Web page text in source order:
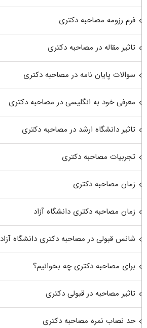
فرم رزومه مصاحبه دکتری
تاثیر مقاله در مصاحبه دکتری
سوالات پایان نامه در مصاحبه دکتری
معرفی خود به انگلیسی در مصاحبه دکتری
تاثیر دانشگاه ارشد در مصاحبه دکتری
تجربیات مصاحبه دکتری
زمان مصاحبه دکتری
زمان مصاحبه دکتری دانشگاه آزاد
شانس قبولی در مصاحبه دکتری دانشگاه آزاد
برای مصاحبه دکتری چه بخوانیم؟
تاثیر مصاحبه در قبولی دکتری
حد نصاب نمره مصاحبه دکتری